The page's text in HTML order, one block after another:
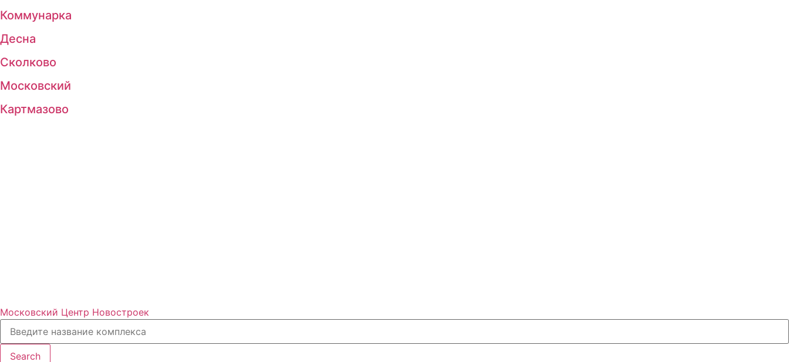
Коммунарка
Десна
Сколково
Московский
Картмазово
Московский Центр Новостроек
Search